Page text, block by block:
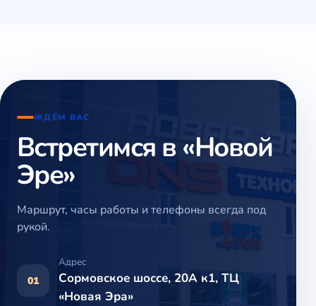
ЖДЁМ ВАС
Встретимся в «Новой
Эре»
Маршрут, часы работы и телефоны всегда под
рукой.
01
Адрес
Сормовское шоссе, 20А к1, ТЦ
«Новая Эра»